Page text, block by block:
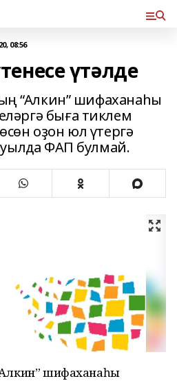
08:56
үтәлде
“Алкин” шифаханаһы
быға тиклем
оҙон юл үтергә
ФАП булмай.
шифаханаһы